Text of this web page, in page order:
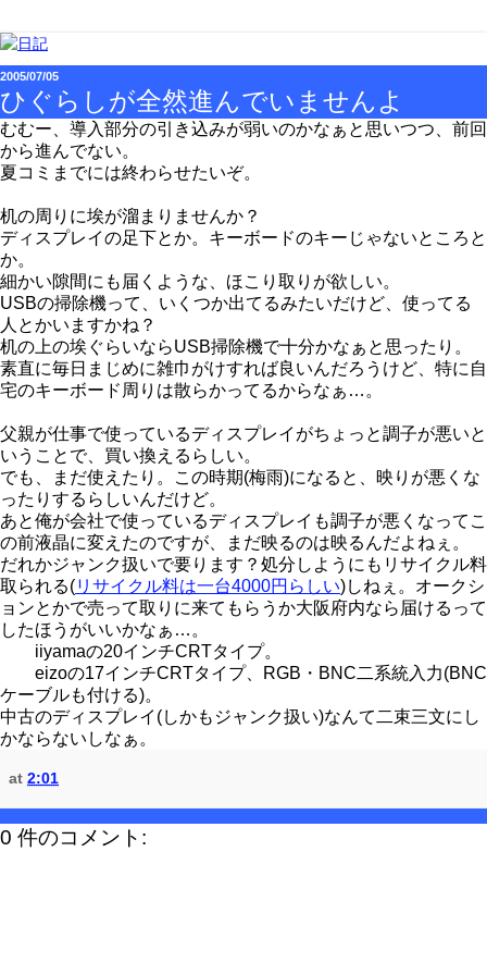
2005/07/05
ひぐらしが全然進んでいませんよ
むむー、導入部分の引き込みが弱いのかなぁと思いつつ、前回
から進んでない。
夏コミまでには終わらせたいぞ。
机の周りに埃が溜まりませんか？
ディスプレイの足下とか。キーボードのキーじゃないところと
か。
細かい隙間にも届くような、ほこり取りが欲しい。
USBの掃除機って、いくつか出てるみたいだけど、使ってる
人とかいますかね？
机の上の埃ぐらいならUSB掃除機で十分かなぁと思ったり。
素直に毎日まじめに雑巾がけすれば良いんだろうけど、特に自
宅のキーボード周りは散らかってるからなぁ…。
父親が仕事で使っているディスプレイがちょっと調子が悪いと
いうことで、買い換えるらしい。
でも、まだ使えたり。この時期(梅雨)になると、映りが悪くな
ったりするらしいんだけど。
あと俺が会社で使っているディスプレイも調子が悪くなってこ
の前液晶に変えたのですが、まだ映るのは映るんだよねぇ。
だれかジャンク扱いで要ります？処分しようにもリサイクル料
取られる(リサイクル料は一台4000円らしい)しねぇ。オークシ
ョンとかで売って取りに来てもらうか大阪府内なら届けるって
したほうがいいかなぁ…。
iiyamaの20インチCRTタイプ。
eizoの17インチCRTタイプ、RGB・BNC二系統入力(BNC
ケーブルも付ける)。
中古のディスプレイ(しかもジャンク扱い)なんて二束三文にし
かならないしなぁ。
at 2:01
0 件のコメント: